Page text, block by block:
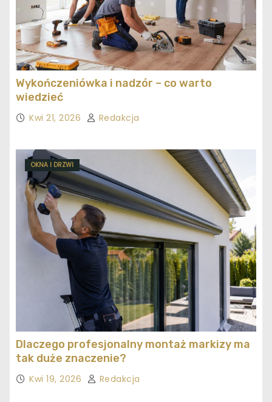
Wykończeniówka i nadzór – co warto
wiedzieć
Kwi 21, 2026 Redakcja
OKNA I DRZWI
Dlaczego profesjonalny montaż markizy ma
tak duże znaczenie?
Kwi 19, 2026 Redakcja